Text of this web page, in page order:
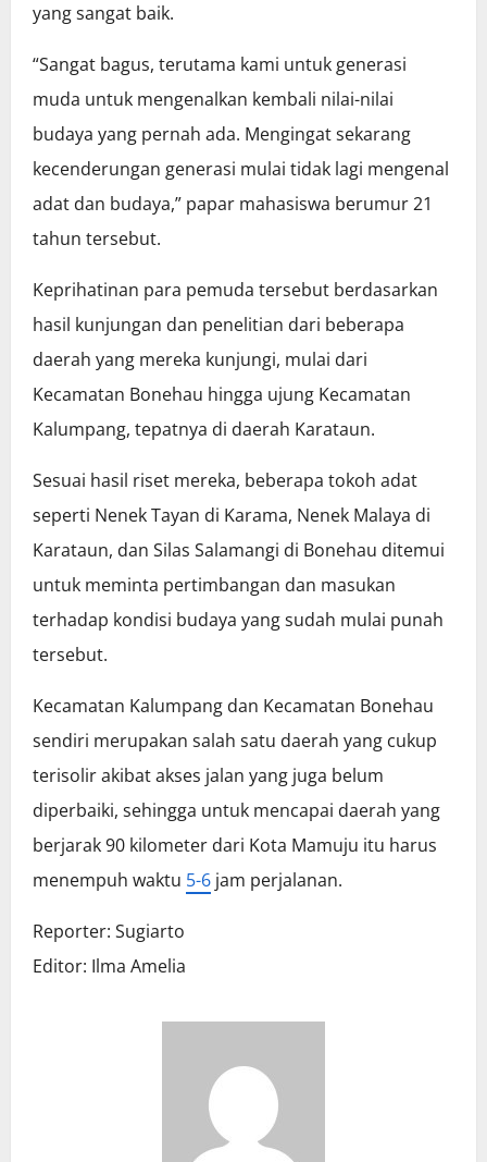
yang sangat baik.
“Sangat bagus, terutama kami untuk generasi
muda untuk mengenalkan kembali nilai-nilai
budaya yang pernah ada. Mengingat sekarang
kecenderungan generasi mulai tidak lagi mengenal
adat dan budaya,” papar mahasiswa berumur 21
tahun tersebut.
Keprihatinan para pemuda tersebut berdasarkan
hasil kunjungan dan penelitian dari beberapa
daerah yang mereka kunjungi, mulai dari
Kecamatan Bonehau hingga ujung Kecamatan
Kalumpang, tepatnya di daerah Karataun.
Sesuai hasil riset mereka, beberapa tokoh adat
seperti Nenek Tayan di Karama, Nenek Malaya di
Karataun, dan Silas Salamangi di Bonehau ditemui
untuk meminta pertimbangan dan masukan
terhadap kondisi budaya yang sudah mulai punah
tersebut.
Kecamatan Kalumpang dan Kecamatan Bonehau
sendiri merupakan salah satu daerah yang cukup
terisolir akibat akses jalan yang juga belum
diperbaiki, sehingga untuk mencapai daerah yang
berjarak 90 kilometer dari Kota Mamuju itu harus
menempuh waktu 5-6 jam perjalanan.
Reporter: Sugiarto
Editor: Ilma Amelia